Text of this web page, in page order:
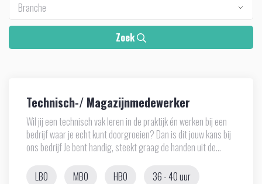
Branche
Zoek
Technisch-/ Magazijnmedewerker
Wil jij een technisch vak leren in de praktijk én werken bij een
bedrijf waar je echt kunt doorgroeien? Dan is dit jouw kans bij
ons bedrijf Je bent handig, steekt graag de handen uit de...
LBO MBO HBO 36 - 40 uur